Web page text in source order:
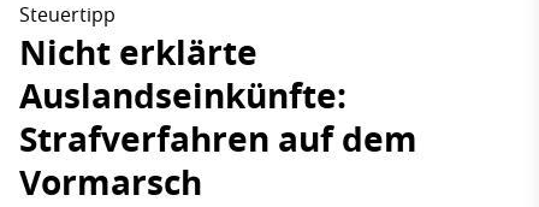
Steuertipp
Nicht erklärte
Auslandseinkünfte:
Strafverfahren auf dem
Vormarsch